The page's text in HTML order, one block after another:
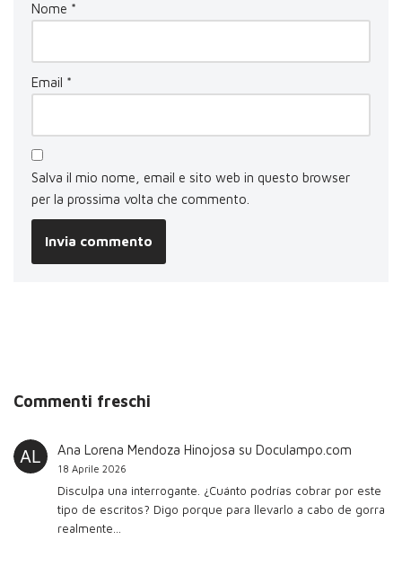
Nome *
Email *
Salva il mio nome, email e sito web in questo browser
per la prossima volta che commento.
Commenti freschi
Ana Lorena Mendoza Hinojosa su Doculampo.com
18 Aprile 2026
Disculpa una interrogante. ¿Cuánto podrías cobrar por este
tipo de escritos? Digo porque para llevarlo a cabo de gorra
realmente…